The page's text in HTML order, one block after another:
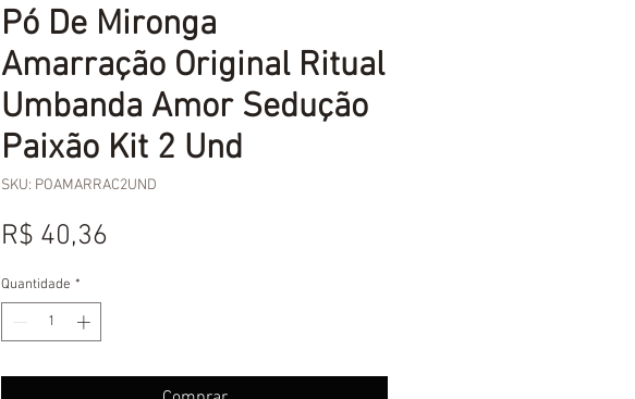
Pó De Mironga
Amarração Original Ritual
Umbanda Amor Sedução
Paixão Kit 2 Und
SKU: POAMARRAC2UND
R$ 40,36
Quantidade *